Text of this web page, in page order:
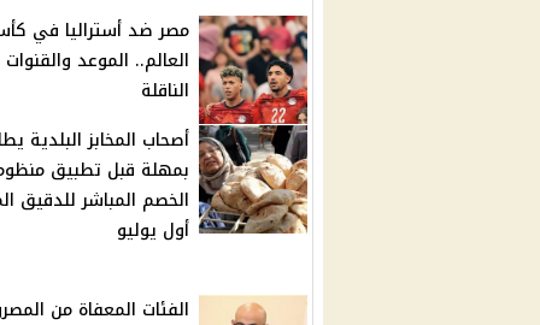
مصر ضد أستراليا في
العالم.. الموعد والقنوات
الناقلة
أصحاب المخابز البلدية
بمهلة قبل تطبيق
الخصم المباشر للدقيق
أول يوليو
الفئات المعفاة من